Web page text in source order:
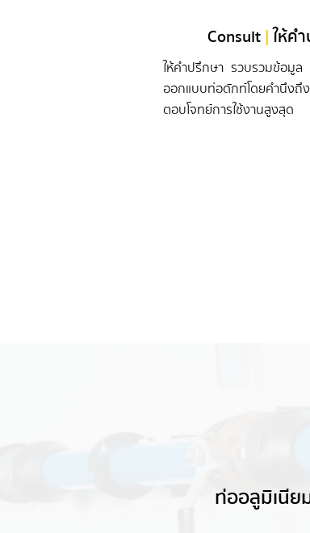
Consult|ให้ค
ให้คำปรึกษา รวบรวมข้อมูล
ออกแบบท่อดักท์โดยคำนึงถึ
ตอบโจทย์การใช้งานสูงสุด
ท่ออลูมิเนีย